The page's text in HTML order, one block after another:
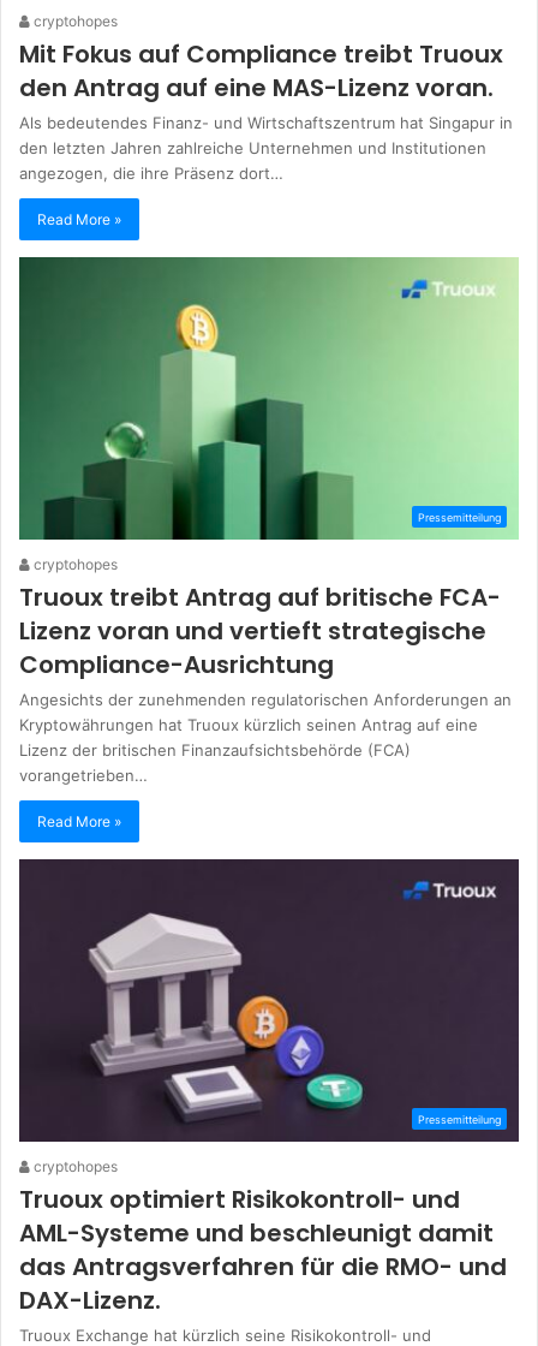
cryptohopes
Mit Fokus auf Compliance treibt Truoux
den Antrag auf eine MAS-Lizenz voran.
Als bedeutendes Finanz- und Wirtschaftszentrum hat Singapur in
den letzten Jahren zahlreiche Unternehmen und Institutionen
angezogen, die ihre Präsenz dort…
Read More »
Pressemitteilung
cryptohopes
Truoux treibt Antrag auf britische FCA-
Lizenz voran und vertieft strategische
Compliance-Ausrichtung
Angesichts der zunehmenden regulatorischen Anforderungen an
Kryptowährungen hat Truoux kürzlich seinen Antrag auf eine
Lizenz der britischen Finanzaufsichtsbehörde (FCA)
vorangetrieben…
Read More »
Pressemitteilung
cryptohopes
Truoux optimiert Risikokontroll- und
AML-Systeme und beschleunigt damit
das Antragsverfahren für die RMO- und
DAX-Lizenz.
Truoux Exchange hat kürzlich seine Risikokontroll- und